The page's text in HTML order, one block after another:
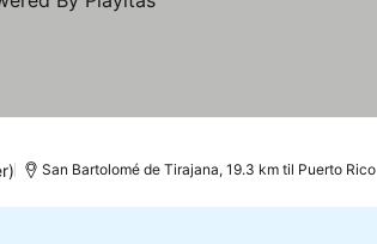
San Bartolomé de Tirajana, 19.3 km til Puerto Rico